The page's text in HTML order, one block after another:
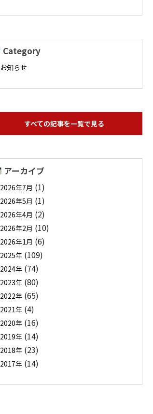
Category
お知らせ
すべての記事を一覧で見る
アーカイブ
2026年7月 (1)
2026年5月 (1)
2026年4月 (2)
2026年2月 (10)
2026年1月 (6)
2025年 (109)
2024年 (74)
2023年 (80)
2022年 (65)
2021年 (4)
2020年 (16)
2019年 (14)
2018年 (23)
2017年 (14)